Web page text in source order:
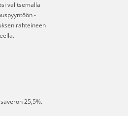
valitsemalla
-
rahteineen
25,5%.